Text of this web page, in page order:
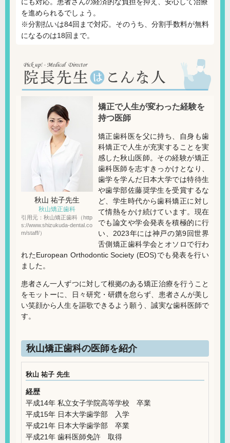
を進められるでしょう。
※分割払いは84回まで対応。そのうち、分割手数料が無料
になるのは18回まで。
秋山 祐子先生
秋山矯正歯科
引用元：秋山矯正歯科（http
s://www.shizukuda-dental.co
m/staff/）
矯正で人生が変わった経験を
持つ医師
矯正歯科医を父に持ち、自身も歯
科矯正で人生が充実することを実
感した秋山医師。その経験が矯正
歯科医師を志すきっかけとなり、
歯学を学んだ日本大学では特待生
や歯学部佐藤奨学生を受賞するな
ど、学生時代から歯科矯正に対し
て情熱をかけ続けています。現在
でも論文や学会発表を積極的に行
い、2023年には神戸の第9回世界
舌側矯正歯科学会とオソロで行わ
れたEuropean Orthodontic Society (EOS)でも発表を行い
ました。
患者さん一人ずつに対して根拠のある矯正治療を行うこと
をモットーに、日々研究・研鑽を怠らず、患者さんが美し
い笑顔から人生を謳歌できるよう願う、誠実な歯科医師で
す。
秋山矯正歯科の医師を紹介
秋山 祐子 先生
経歴
平成14年 私立女子学院高等学校 卒業
平成15年 日本大学歯学部 入学
平成21年 日本大学歯学部 卒業
平成21年 歯科医師免許 取得